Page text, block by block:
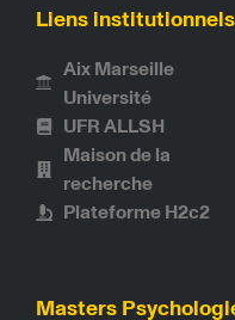
Liens institutionnels
Aix Marseille
Université
UFR ALLSH
Maison de la
recherche
Plateforme H2c2
Masters